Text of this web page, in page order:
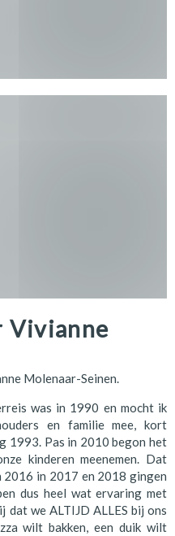
Vivianne
Molenaar-Seinen.
was in 1990 en mocht ik
en familie mee, kort
1993. Pas in 2010 begon het
kinderen meenemen. Dat
in 2017 en 2018 gingen
dus heel wat ervaring met
dat we ALTIJD ALLES bij ons
wilt bakken, een duik wilt